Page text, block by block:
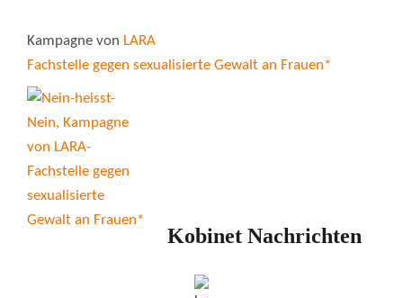
Kampagne von LARA
Fachstelle gegen sexualisierte Gewalt an Frauen*
Kobinet Nachrichten